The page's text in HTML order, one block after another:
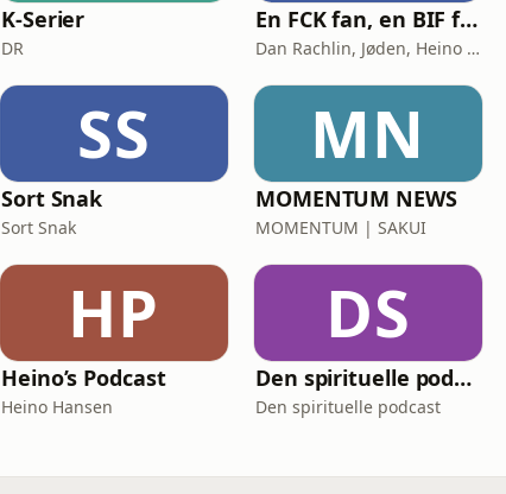
K-Serier
DR
En FCK fan, en BIF fan og en AGF fan går ind på en bar
Dan Rachlin, Jøden, Heino Hansen
SS
Sort Snak
Sort Snak
MN
MOMENTUM NEWS
MOMENTUM | SAKUI
HP
Heino’s Podcast
Heino Hansen
DS
Den spirituelle podcast
Den spirituelle podcast